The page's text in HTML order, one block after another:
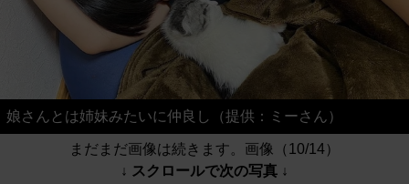
娘さんとは姉妹みたいに仲良し（提供：ミーさん）
まだまだ画像は続きます。画像（10/14）
↓ スクロールで次の写真 ↓